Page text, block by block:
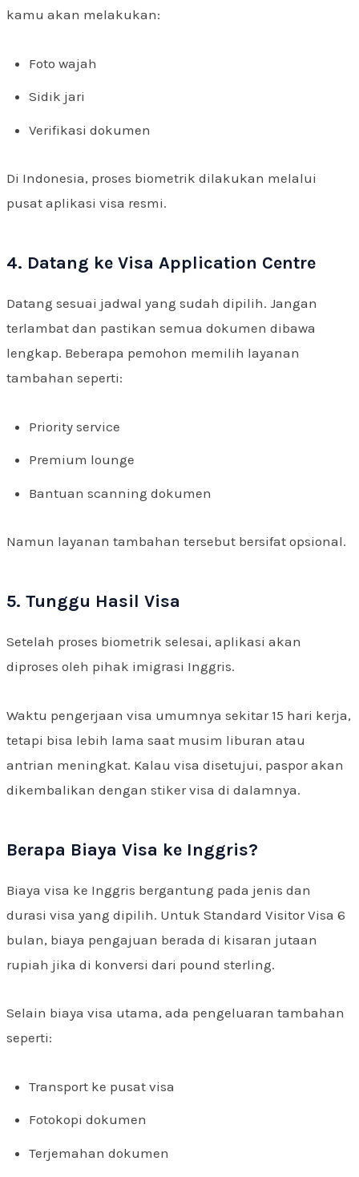
kamu akan melakukan:
Foto wajah
Sidik jari
Verifikasi dokumen
Di Indonesia, proses biometrik dilakukan melalui
pusat aplikasi visa resmi.
4. Datang ke Visa Application Centre
Datang sesuai jadwal yang sudah dipilih. Jangan
terlambat dan pastikan semua dokumen dibawa
lengkap. Beberapa pemohon memilih layanan
tambahan seperti:
Priority service
Premium lounge
Bantuan scanning dokumen
Namun layanan tambahan tersebut bersifat opsional.
5. Tunggu Hasil Visa
Setelah proses biometrik selesai, aplikasi akan
diproses oleh pihak imigrasi Inggris.
Waktu pengerjaan visa umumnya sekitar 15 hari kerja,
tetapi bisa lebih lama saat musim liburan atau
antrian meningkat. Kalau visa disetujui, paspor akan
dikembalikan dengan stiker visa di dalamnya.
Berapa Biaya Visa ke Inggris?
Biaya visa ke Inggris bergantung pada jenis dan
durasi visa yang dipilih. Untuk Standard Visitor Visa 6
bulan, biaya pengajuan berada di kisaran jutaan
rupiah jika di konversi dari pound sterling.
Selain biaya visa utama, ada pengeluaran tambahan
seperti:
Transport ke pusat visa
Fotokopi dokumen
Terjemahan dokumen